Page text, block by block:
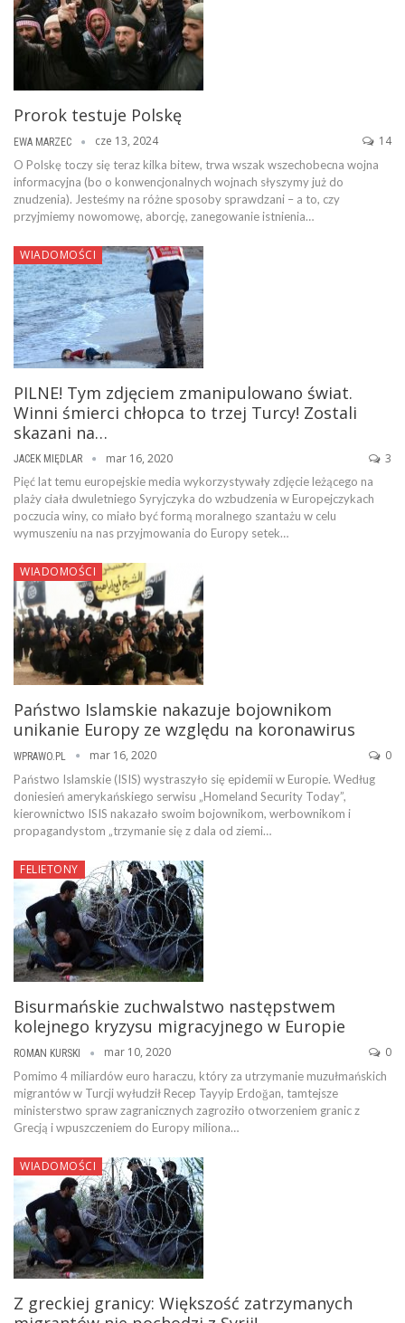
Prorok testuje Polskę
EWA MARZEC cze 13, 2024 14
O Polskę toczy się teraz kilka bitew, trwa wszak wszechobecna wojna
informacyjna (bo o konwencjonalnych wojnach słyszymy już do
znudzenia). Jesteśmy na różne sposoby sprawdzani – a to, czy
przyjmiemy nowomowę, aborcję, zanegowanie istnienia…
WIADOMOŚCI
PILNE! Tym zdjęciem zmanipulowano świat.
Winni śmierci chłopca to trzej Turcy! Zostali
skazani na…
JACEK MIĘDLAR mar 16, 2020 3
Pięć lat temu europejskie media wykorzystywały zdjęcie leżącego na
plaży ciała dwuletniego Syryjczyka do wzbudzenia w Europejczykach
poczucia winy, co miało być formą moralnego szantażu w celu
wymuszeniu na nas przyjmowania do Europy setek…
WIADOMOŚCI
Państwo Islamskie nakazuje bojownikom
unikanie Europy ze względu na koronawirus
WPRAWO.PL mar 16, 2020 0
Państwo Islamskie (ISIS) wystraszyło się epidemii w Europie. Według
doniesień amerykańskiego serwisu „Homeland Security Today”,
kierownictwo ISIS nakazało swoim bojownikom, werbownikom i
propagandystom „trzymanie się z dala od ziemi…
FELIETONY
Bisurmańskie zuchwalstwo następstwem
kolejnego kryzysu migracyjnego w Europie
ROMAN KURSKI mar 10, 2020 0
Pomimo 4 miliardów euro haraczu, który za utrzymanie muzułmańskich
migrantów w Turcji wyłudził Recep Tayyip Erdoğan, tamtejsze
ministerstwo spraw zagranicznych zagroziło otworzeniem granic z
Grecją i wpuszczeniem do Europy miliona…
WIADOMOŚCI
Z greckiej granicy: Większość zatrzymanych